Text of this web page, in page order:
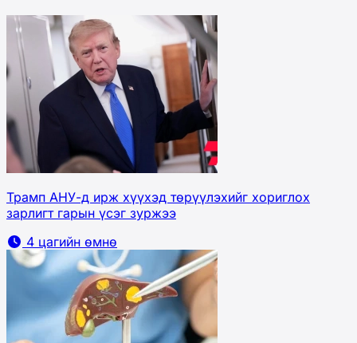
Трамп АНУ-д ирж хүүхэд төрүүлэхийг хориглох
зарлигт гарын үсэг зуржээ
4 цагийн өмнө